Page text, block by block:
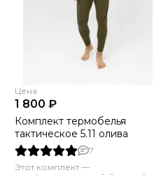
Цена
1 800 ₽
Комплект термобелья
тактическое 5.11 олива
7
Этот комплект —